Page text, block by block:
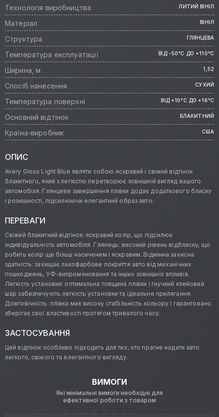
Технологія виробництва ЛИТИЙ ВІНІЛ
Матеріал ВІНІЛ
Структура ГЛЯНЦЕВА
Температура експлуатації ВІД -50°C ДО +110°C
Ширина, м 1,52
Спосіб нанесення СУХИЙ
Температура поверхні ВІД +10°C ДО +16°C
Основний відтінок БЛАКИТНИЙ
Країна-виробник США
ОПИС
Avery Gloss Light Blue являти собою яскравий і свіжий відтінок
блакитного, який з легкістю перетворює зовнішній вигляд вашого
автомобіля. Глянцеве завершення плівки додає додаткового блиску
і розкішності, підсилюючи елегантний образ авто.
ПЕРЕВАГИ
Свіжий блакитний відтінок: яскравий колір, що підсилює
індивідуальність автомобіля. Глянець: високий рівень відблиску, що
робить колір ще більш насиченим і яскравим. Відмінна захисна
здатність: захищає лакофарбове покриття авто від механічних
пошкоджень, УФ-випромінювання та інших зовнішніх впливів.
Легкість установки: оптимальна товщина плівки і гнучкий клейовий
шар забезпечують легкість установки та ідеальне прилягання.
Довговічність: плівка має високу стабільність кольору і гарантовано
зберігає свої властивості протягом тривалого часу.
ЗАСТОСУВАННЯ
Цей відтінок особливо підходить для тих, хто прагне надати авто
легкого, свіжого та елегантного вигляду.
ВИМОГИ
Які мінімальні вимоги необхідні для
ефективної роботи з товаром